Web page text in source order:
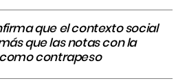
que el contexto social
que las notas con la
contrapeso